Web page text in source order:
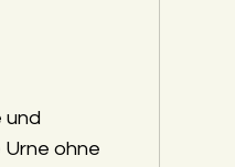
und
ohne